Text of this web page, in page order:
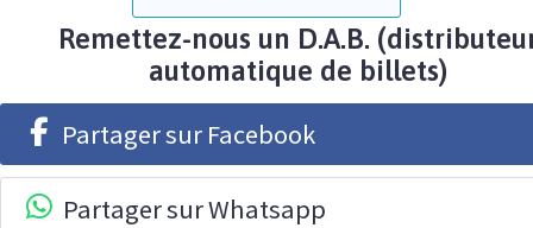
Remettez-nous un D.A.B.
automatique de billets)
Partager sur Facebook
Partager sur Whatsapp